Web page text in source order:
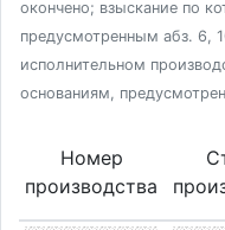
окончено; взыскание по
предусмотренным абз. 6,
исполнительном
основаниям,
Номер
производства